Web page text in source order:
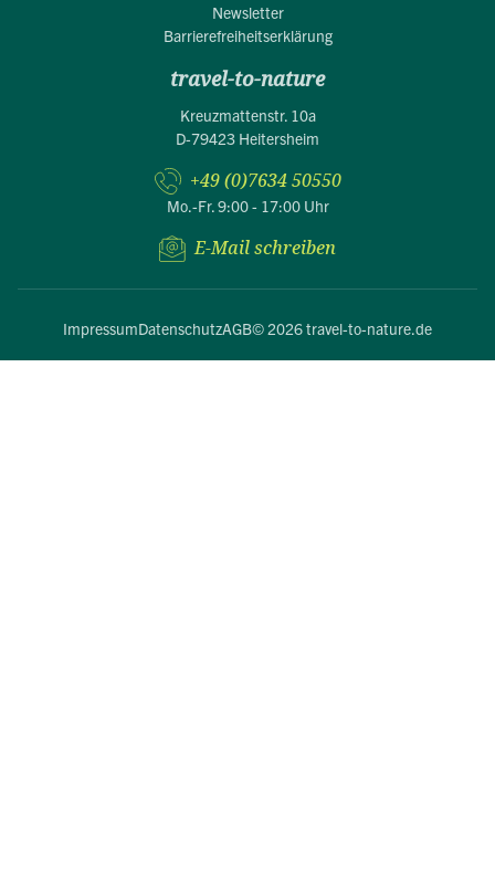
Newsletter
Barrierefreiheitserklärung
travel-to-nature
Kreuzmattenstr. 10a
D-79423 Heitersheim
+49 (0)7634 50550
Mo.-Fr. 9:00 - 17:00 Uhr
E-Mail schreiben
ImpressumDatenschutzAGB© 2026 travel-to-nature.de